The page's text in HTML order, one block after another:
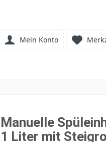
Mein Konto
Manuelle
1 Liter mit